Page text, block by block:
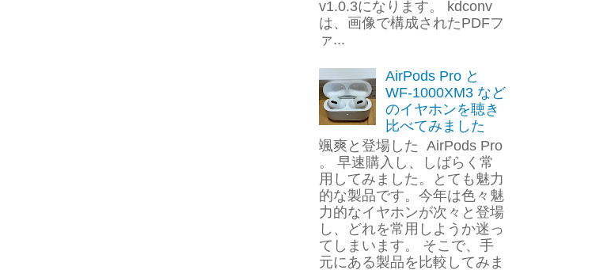
v1.0.3になります。 kdconv
は、画像で構成されたPDFフ
ァ...
AirPods Pro と
WF-1000XM3 など
のイヤホンを聴き
比べてみました
颯爽と登場した AirPods Pro
。 早速購入し、しばらく常
用してみました。とても魅力
的な製品です。今年は色々魅
力的なイヤホンが次々と登場
し、どれを常用しようか迷っ
てしまいます。 そこで、手
元にある製品を比較してみま